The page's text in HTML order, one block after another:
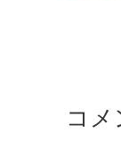
コ